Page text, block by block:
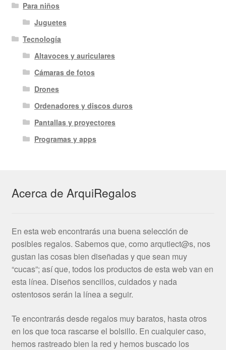
Para niños
Juguetes
Tecnología
Altavoces y auriculares
Cámaras de fotos
Drones
Ordenadores y discos duros
Pantallas y proyectores
Programas y apps
Acerca de ArquiRegalos
En esta web encontrarás una buena selección de
posibles regalos. Sabemos que, como arqutiect@s, nos
gustan las cosas bien diseñadas y que sean muy
“cucas”; así que, todos los productos de esta web van en
esta línea. Diseños sencillos, cuidados y nada
ostentosos serán la línea a seguir.
Te encontrarás desde regalos muy baratos, hasta otros
en los que toca rascarse el bolsillo. En cualquier caso,
hemos rastreado bien la red y hemos buscado los